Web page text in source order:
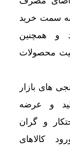
به سمت خرید
و همچنین
محصولات
های بازار
و عرضه
و گران
کالاهای